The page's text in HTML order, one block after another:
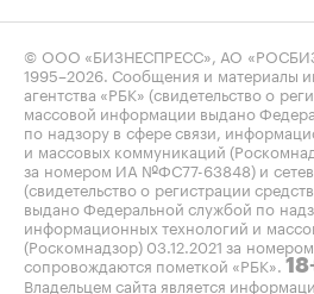
© ООО «БИЗНЕСПРЕСС», АО
1995–2026. Сообщения и материалы
агентства «РБК» (свидетельство о
массовой информации выдано
по надзору в сфере связи,
и массовых коммуникаций
за номером ИА №ФС77-63848) и
(свидетельство о регистрации
выдано Федеральной службой по
информационных технологий и
(Роскомнадзор) 03.12.2021 за
сопровождаются пометкой «РБК».
Владельцем сайта является